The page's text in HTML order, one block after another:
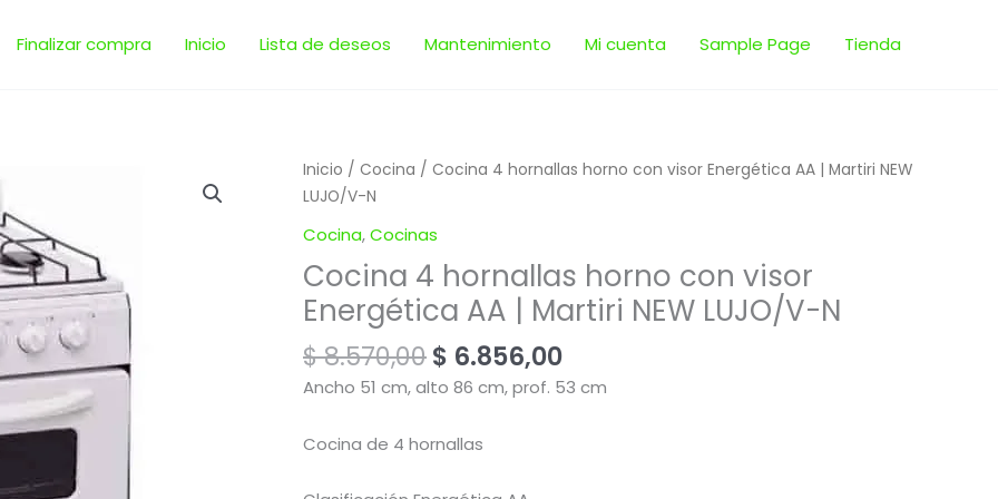
Finalizar compra Inicio Lista de deseos Mantenimiento Mi cuenta Sample Page Tienda
Inicio / Cocina / Cocina 4 hornallas horno con visor Energética AA | Martiri NEW
LUJO/V-N
Cocina,Cocinas
Cocina 4 hornallas horno con visor
Energética AA | Martiri NEW LUJO/V-N
$8.570,00
El
original
era:
$ 8.570,00.
$ 6.856,00
El
$ 6.856,00.
Ancho 51 cm, alto 86 cm, prof. 53 cm
Cocina de 4 hornallas
Cocina
4
con
visor
Energética
AA
|
NEW
N